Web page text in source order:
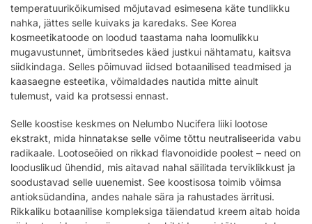
temperatuurikõikumised mõjutavad esimesena käte tundlikku
nahka, jättes selle kuivaks ja karedaks. See Korea
kosmeetikatoode on loodud taastama naha loomulikku
mugavustunnet, ümbritsedes käed justkui nähtamatu, kaitsva
siidkindaga. Selles põimuvad iidsed botaanilised teadmised ja
kaasaegne esteetika, võimaldades nautida mitte ainult
tulemust, vaid ka protsessi ennast.
Selle koostise keskmes on Nelumbo Nucifera liiki lootose
ekstrakt, mida hinnatakse selle võime tõttu neutraliseerida vabu
radikaale. Lootoseõied on rikkad flavonoidide poolest – need on
looduslikud ühendid, mis aitavad nahal säilitada terviklikkust ja
soodustavad selle uuenemist. See koostisosa toimib võimsa
antioksüdandina, andes nahale sära ja rahustades ärritusi.
Rikkaliku botaanilise kompleksiga täiendatud kreem aitab hoida